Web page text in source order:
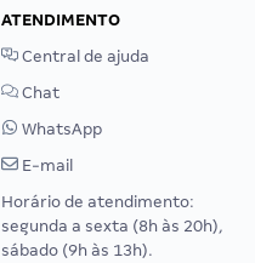
ATENDIMENTO
Central de ajuda
Chat
WhatsApp
E-mail
Horário de atendimento:
segunda a sexta (8h às 20h),
sábado (9h às 13h).